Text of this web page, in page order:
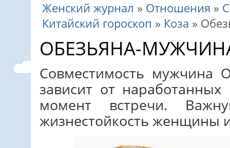
Женский журнал » Отношения »
Китайский гороскоп » Коза »
ОБЕЗЬЯНА-
Совместимость мужчина
зависит от
момент встречи.
жизнестойкость женщины